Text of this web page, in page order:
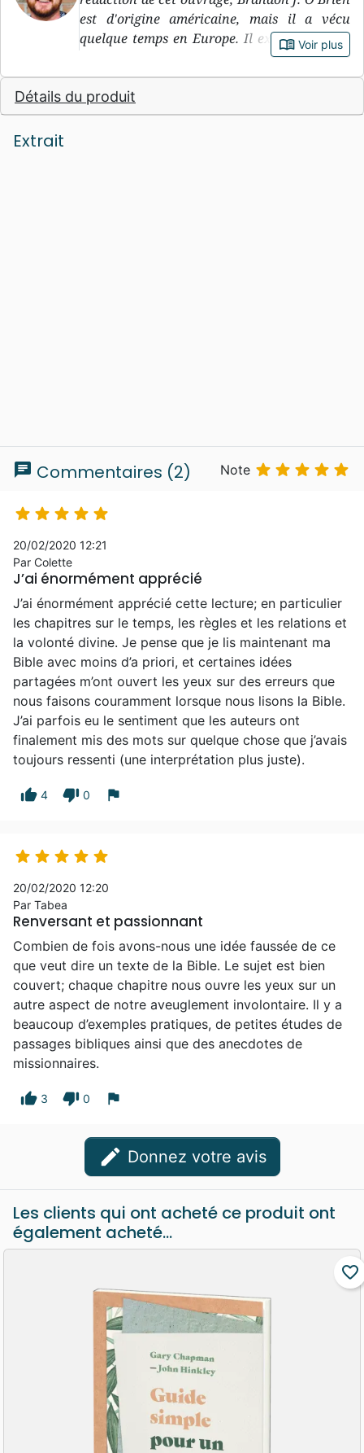
est d'origine américaine, mais il a vécu
quelque temps en Europe. Il exerce diverses
responsabilités dans le cadre de Redeemer
City to City, organisation active dans le
soutien à l'implantation d'Eglises en milieu
urbain.
book_open Voir plus
Détails du produit
Extrait
chat Commentaires (2) Note     
    
20/02/2020 12:21
Par Colette
J’ai énormément apprécié
J’ai énormément apprécié cette lecture; en particulier
les chapitres sur le temps, les règles et les relations et
la volonté divine. Je pense que je lis maintenant ma
Bible avec moins d’a priori, et certaines idées
partagées m’ont ouvert les yeux sur des erreurs que
nous faisons couramment lorsque nous lisons la Bible.
J’ai parfois eu le sentiment que les auteurs ont
finalement mis des mots sur quelque chose que j’avais
toujours ressenti (une interprétation plus juste).
thumb_up 4 thumb_down 0 flag
    
20/02/2020 12:20
Par Tabea
Renversant et passionnant
Combien de fois avons-nous une idée faussée de ce
que veut dire un texte de la Bible. Le sujet est bien
couvert; chaque chapitre nous ouvre les yeux sur un
autre aspect de notre aveuglement involontaire. Il y a
beaucoup d’exemples pratiques, de petites études de
passages bibliques ainsi que des anecdotes de
missionnaires.
thumb_up 3 thumb_down 0 flag
edit Donnez votre avis
Les clients qui ont acheté ce produit ont
également acheté...
favorite_border